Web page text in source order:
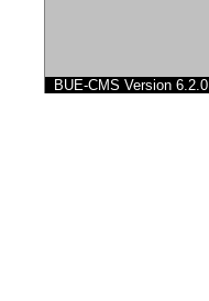
BUE-CMS Version 6.2.0